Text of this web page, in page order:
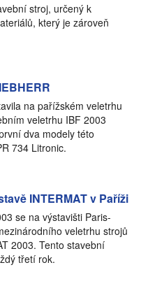
stroj, určený k
který je zároveň
na pařížském veletrhu
veletrhu IBF 2003
dva modely této
734 Litronic.
INTERMAT v Paříži
se na výstavišti Paris-
veletrhu strojů
2003. Tento stavební
třetí rok.